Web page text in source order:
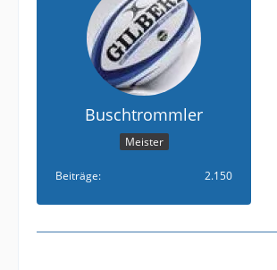
Buschtrommler
Meister
Beiträge 2.150